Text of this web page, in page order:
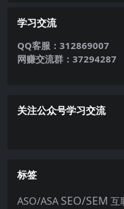
学习交流
QQ客服：312869007
网赚交流群：37294287
关注公众号学习交流
标签
ASO/ASA SEO/SEM 互